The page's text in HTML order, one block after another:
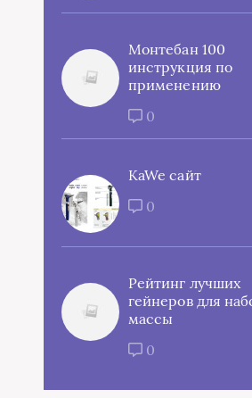
Монтебан 100
инструкция по
применению
0
KaWe сайт
0
Рейтинг лучших
гейнеров для
массы
0